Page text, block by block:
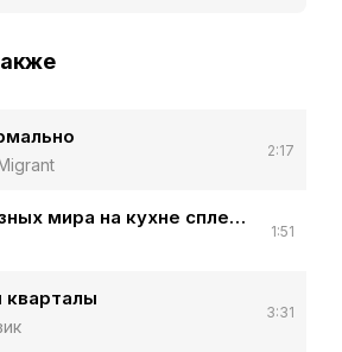
2:17
Два разных мира на кухне сплелись воедино
1:51
кварталы
3:31